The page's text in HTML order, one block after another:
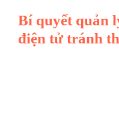
Bí quyết quản
điện tử tránh